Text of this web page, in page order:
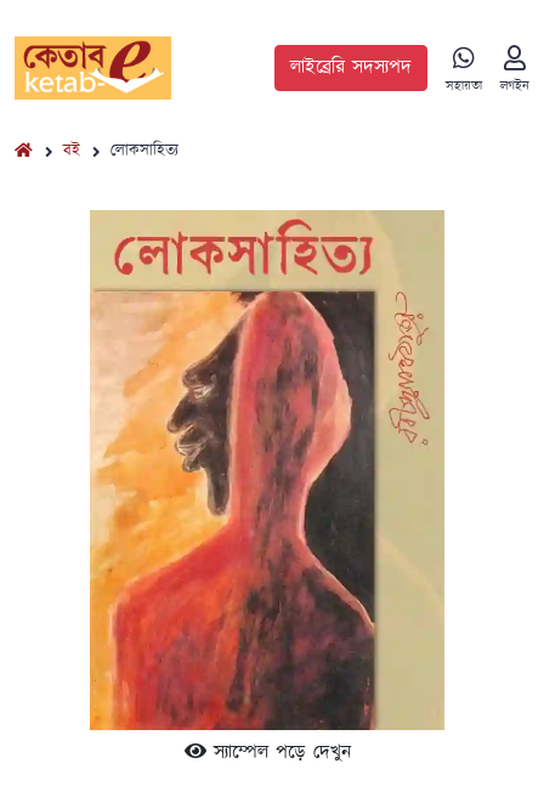
লাইব্রেরি সদস্যপদ
সহায়তা লগইন
বই লোকসাহিত্য
স্যাম্পেল পড়ে দেখুন